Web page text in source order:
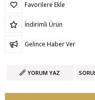
Favorilere Ekle
İndirimli Ürün
Gelince Haber Ver
YORUM YAZ